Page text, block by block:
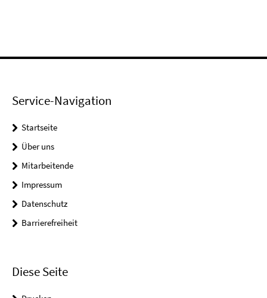
Service-Navigation
Startseite
Über uns
Mitarbeitende
Impressum
Datenschutz
Barrierefreiheit
Diese Seite